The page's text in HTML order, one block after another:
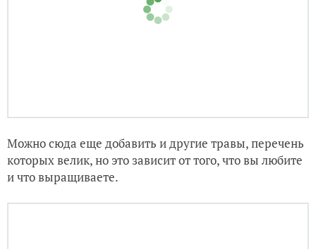
Можно сюда еще добавить и другие травы, перечень
и что выращиваете.